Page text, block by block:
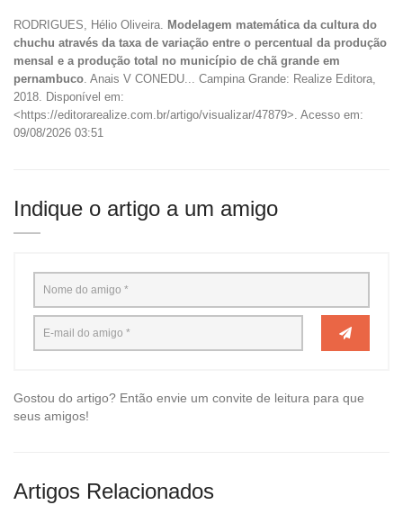
RODRIGUES, Hélio Oliveira. Modelagem matemática da cultura do
chuchu através da taxa de variação entre o percentual da produção
mensal e a produção total no município de chã grande em
pernambuco . Anais V CONEDU... Campina Grande: Realize Editora,
2018. Disponível em:
<https://editorarealize.com.br/artigo/visualizar/47879>. Acesso em:
09/08/2026 03:51
Indique o artigo a um amigo
Gostou do artigo? Então envie um convite de leitura para que
seus amigos!
Artigos Relacionados